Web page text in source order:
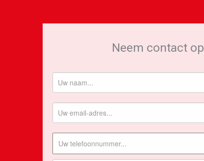
Neem contact op